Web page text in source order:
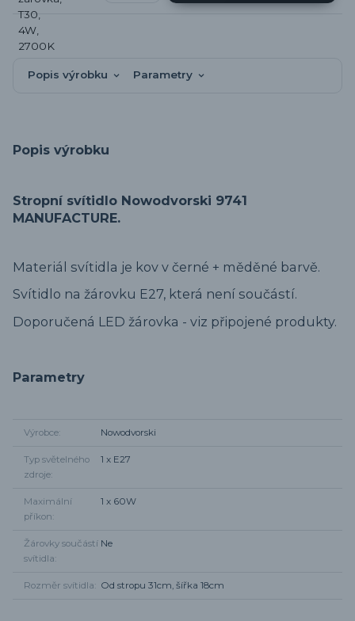
Popis výrobku Parametry
Popis výrobku
Stropní svítidlo Nowodvorski 9741
MANUFACTURE.
Materiál svítidla je kov v černé + měděné barvě.
Svítidlo na žárovku E27, která není součástí.
Doporučená LED žárovka - viz připojené produkty.
Parametry
Výrobce Nowodvorski
Typ světelného
zdroje
1 x E27
Maximální
příkon
1 x 60W
Žárovky součástí
svítidla
Ne
Rozměr svítidla Od stropu 31cm, šířka 18cm